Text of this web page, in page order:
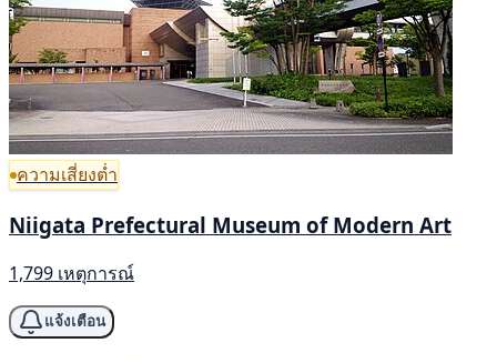
ความเสี่ยงต่ำ
Niigata Prefectural Museum of Modern Art
1,799 เหตุการณ์
แจ้งเตือน